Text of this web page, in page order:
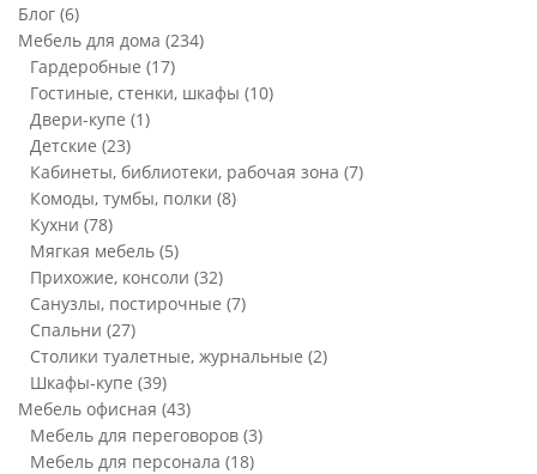
Блог (6)
Мебель для дома (234)
Гардеробные (17)
Гостиные, стенки, шкафы (10)
Двери-купе (1)
Детские (23)
Кабинеты, библиотеки, рабочая зона (7)
Комоды, тумбы, полки (8)
Кухни (78)
Мягкая мебель (5)
Прихожие, консоли (32)
Санузлы, постирочные (7)
Спальни (27)
Столики туалетные, журнальные (2)
Шкафы-купе (39)
Мебель офисная (43)
Мебель для переговоров (3)
Мебель для персонала (18)